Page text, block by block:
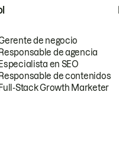
de negocio
Responsable de agencia
Especialista en SEO
Responsable de contenidos
Full-Stack Growth Marketer